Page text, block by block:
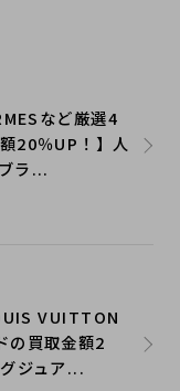
など厳選4
20％UP！】人
ラ...
VUITTON
の買取金額2
ジュア...